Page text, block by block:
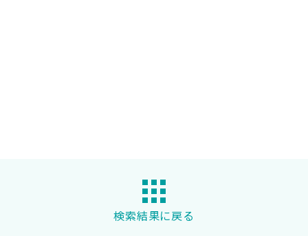
検索結果に戻る